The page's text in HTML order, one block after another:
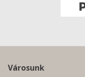
Városunk